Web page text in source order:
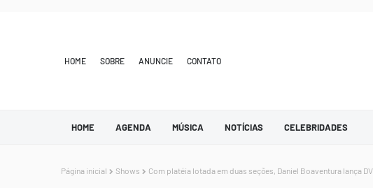
HOME SOBRE ANUNCIE CONTATO
HOME AGENDA MÚSICA NOTÍCIAS CELEBRIDADES
Página inicial Shows Com platéia lotada em duas seções, Daniel Boaventura lança